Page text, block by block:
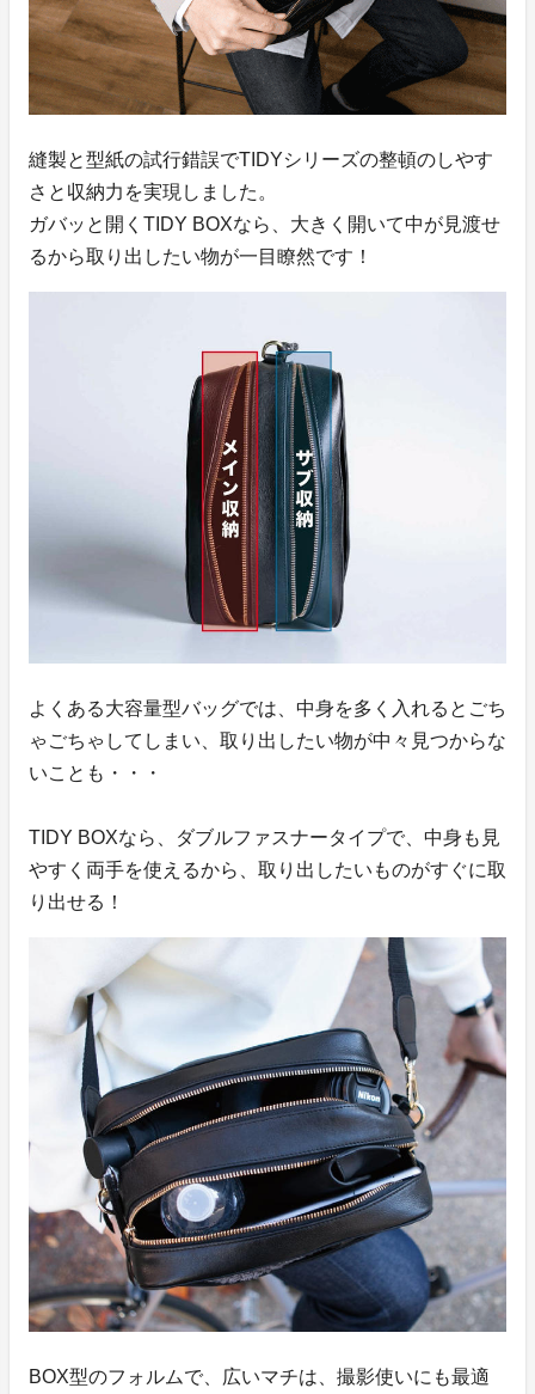
縫製と型紙の試行錯誤でTIDYシリーズの整頓のしやす
さと収納力を実現しました。
ガバッと開くTIDY BOXなら、大きく開いて中が見渡せ
るから取り出したい物が一目瞭然です！
よくある大容量型バッグでは、中身を多く入れるとごち
ゃごちゃしてしまい、取り出したい物が中々見つからな
いことも・・・
TIDY BOXなら、ダブルファスナータイプで、中身も見
やすく両手を使えるから、取り出したいものがすぐに取
り出せる！
BOX型のフォルムで、広いマチは、撮影使いにも最適